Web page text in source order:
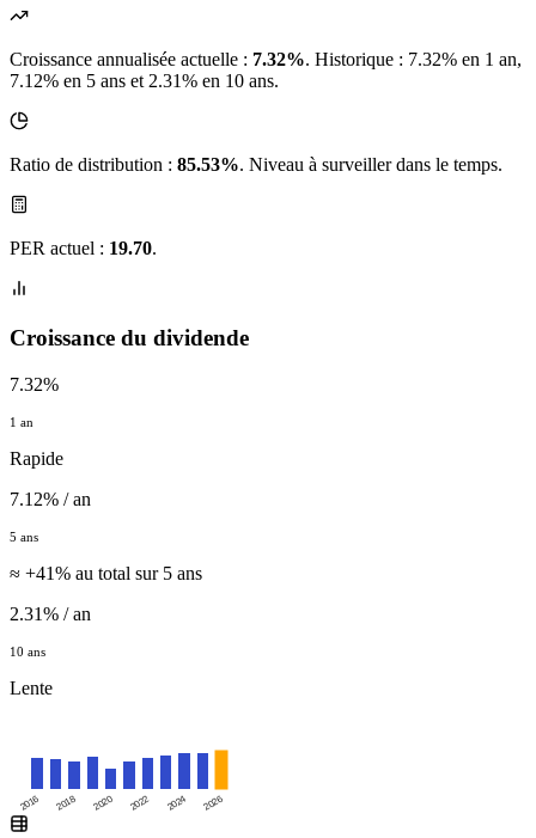
Croissance annualisée actuelle : 7.32%. Historique : 7.32% en 1 an,
7.12% en 5 ans et 2.31% en 10 ans.
Ratio de distribution : 85.53%. Niveau à surveiller dans le temps.
PER actuel : 19.70.
Croissance du dividende
7.32%
1 an
Rapide
7.12% / an
5 ans
≈ +41% au total sur 5 ans
2.31% / an
10 ans
Lente
2016 2018 2020 2022 2024 2026